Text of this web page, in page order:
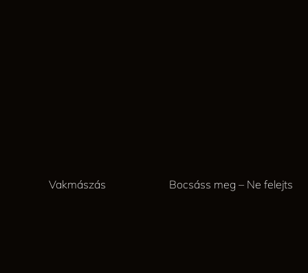
Vakmászás Bocsáss meg – Ne felejts